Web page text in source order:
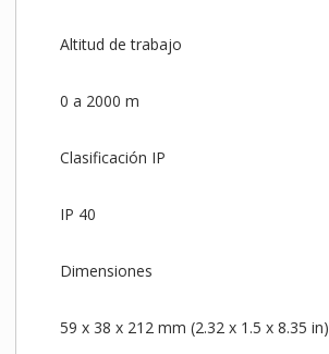
Altitud de trabajo
0 a 2000 m
Clasificación IP
IP 40
Dimensiones
59 x 38 x 212 mm (2.32 x 1.5 x 8.35 in)